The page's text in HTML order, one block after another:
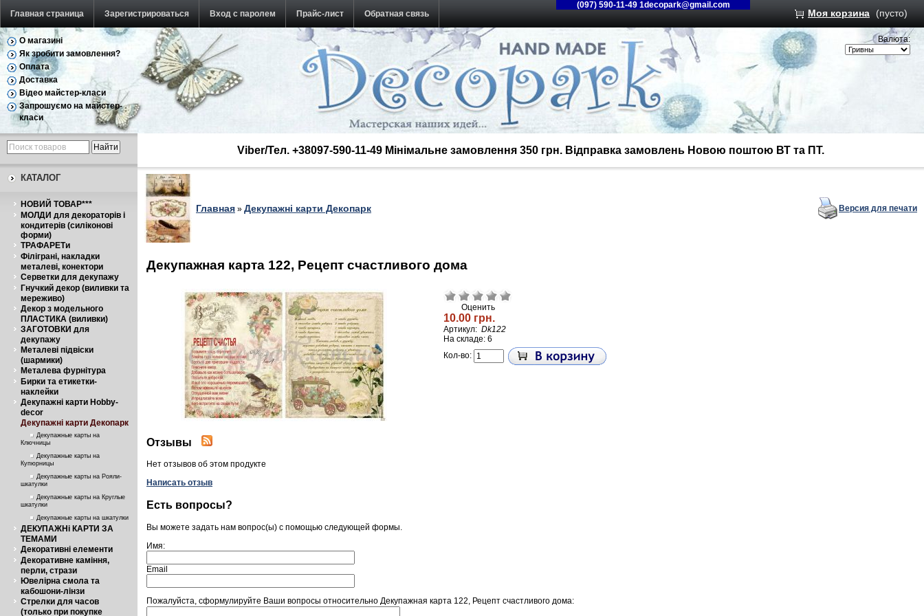
Главная страница Зарегистрироваться Вход с паролем Прайс-лист Обратная связь
(097) 590-11-49 1decopark@gmail.com
Моя корзина (пусто)
О магазині
Як зробити замовлення?
Оплата
Доставка
Відео майстер-класи
Запрошуємо на майстер-
класи
Валюта:
КАТАЛОГ
НОВИЙ ТОВАР***
МОЛДИ для декораторів і
кондитерів (силіконові
форми)
ТРАФАРЕТи
Філіграні, накладки
металеві, конектори
Серветки для декупажу
Гнучкий декор (виливки та
мереживо)
Декор з модельного
ПЛАСТИКА (виливки)
ЗАГОТОВКИ для
декупажу
Металеві підвіски
(шармики)
Металева фурнітура
Бирки та етикетки-
наклейки
Декупажні карти Hobby-
decor
Декупажні карти Декопарк
Декупажные карты на
Ключницы
Декупажные карты на
Купюрницы
Декупажные карты на Рояли-
шкатулки
Декупажные карты на Круглые
шкатулки
Декупажные карты на шкатулки
ДЕКУПАЖНі КАРТИ ЗА
ТЕМАМИ
Декоративні елементи
Декоративне каміння,
перли, стрази
Ювелірна смола та
кабошони-лінзи
Стрелки для часов
(только при покупке
Viber/Тел. +38097-590-11-49 Мінімальне замовлення 350 грн. Відправка замовлень Новою поштою ВТ та ПТ.
Главная » Декупажні карти Декопарк Версия для печати
Декупажная карта 122, Рецепт счастливого дома
Оценить
10.00 грн.
Артикул: Dk122
На складе: 6
Кол-во:
Отзывы
Нет отзывов об этом продукте
Написать отзыв
Есть вопросы?
Вы можете задать нам вопрос(ы) с помощью следующей формы.
Имя:
Email
Пожалуйста, сформулируйте Ваши вопросы относительно Декупажная карта 122, Рецепт счастливого дома: